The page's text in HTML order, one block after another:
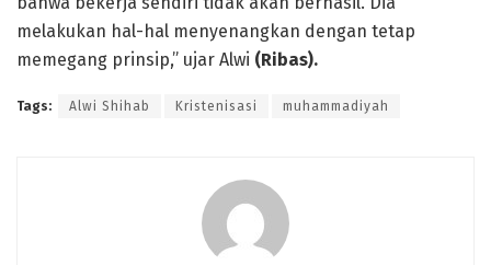
melakukan hal-hal menyenangkan dengan tetap
memegang prinsip,” ujar Alwi (Ribas).
Tags: Alwi Shihab Kristenisasi muhammadiyah